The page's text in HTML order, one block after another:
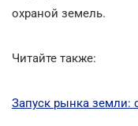
охраной земель.
Читайте также:
Запуск рынка земли: